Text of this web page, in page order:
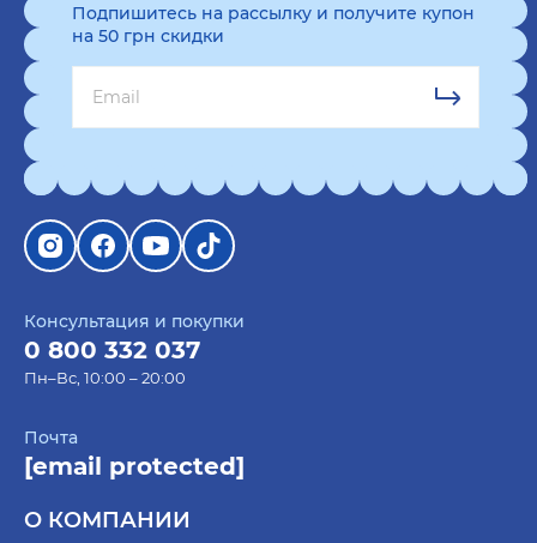
Консультация и покупки
0 800 332 037
Пн–Вс, 10:00 – 20:00
Почта
[email protected]
О КОМПАНИИ
Подпишитесь на рассылку и получите купон
на 50 грн скидки